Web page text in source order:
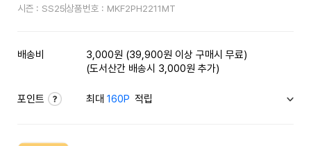
시즌 : SS25상품번호 : MKF2PH2211MT
배송비
3,000원 (39,900원 이상 구매시 무료)
(도서산간 배송시 3,000원 추가)
포인트 최대160P 적립